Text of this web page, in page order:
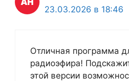
23.03.2026 в 18:46
Отличная программа
радиоэфира!
этой версии